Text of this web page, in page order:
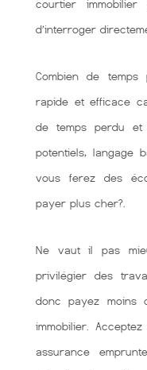
courtier
d’interroger
Combien de
rapide et efficace
de temps perdu et
potentiels, langage
vous ferez des
payer plus cher?.
Ne vaut il pas
privilégier des
donc payez moins
immobilier.
assurance